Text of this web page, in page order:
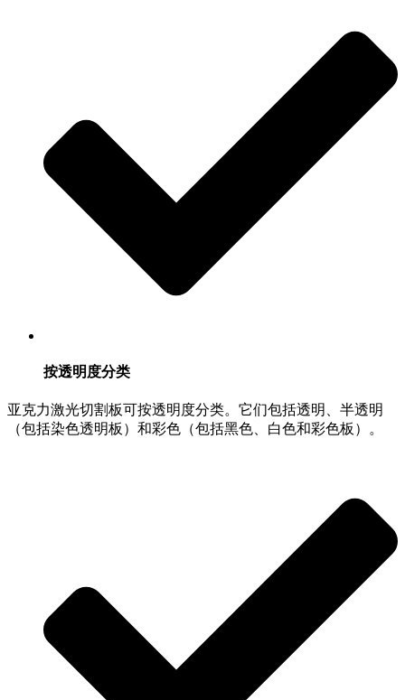
按透明度分类
亚克力激光切割板可按透明度分类。它们包括透明、半透明
（包括染色透明板）和彩色（包括黑色、白色和彩色板）。